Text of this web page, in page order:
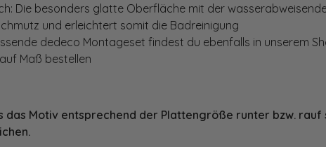
Die besonders glatte Oberfläche mit der
und erleichtert somit die Badreinigung
dedeco Montageset findest du ebenfalls in unserem
Maß bestellen
das Motiv entsprechend der Plattengröße runter bzw.